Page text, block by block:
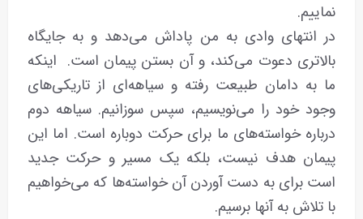
نماییم.
در انتهای وادی به من پاداش می‌دهد و به جایگاه
بالاتری دعوت می‌کند، و آن بستن پیمان است. اینکه
ما به دامان طبیعت رفته و سیاهه‌ای از تاریکی‌های
وجود خود را می‌نویسیم، سپس سوزانیم. سیاهه دوم
درباره خواسته‌های ما برای حرکت دوباره است. اما این
پیمان هدف نیست، بلکه یک مسیر و حرکت جدید
است برای به دست آوردن آن خواسته‌ها که می‌خواهیم
با تلاش به آنها برسیم.